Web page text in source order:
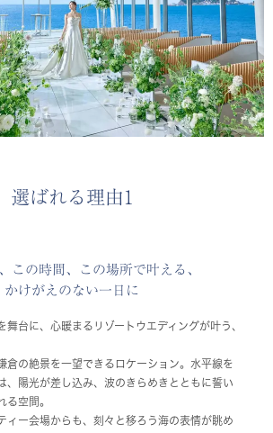
選ばれる理由1
この時間、この場所で叶える、
かけがえのない一日に
舞台に、心暖まるリゾートウエディングが叶う、
倉の絶景を一望できるロケーション。水平線を
、陽光が差し込み、波のきらめきとともに誓い
る空間。
ィー会場からも、刻々と移ろう海の表情が眺め